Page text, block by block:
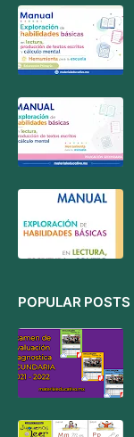
POPULAR POSTS